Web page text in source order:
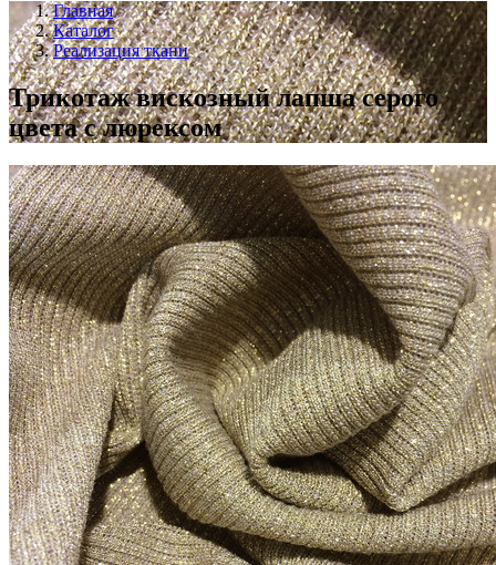
Главная
Каталог
Реализация ткани
Трикотаж вискозный лапша серого
цвета с люрексом